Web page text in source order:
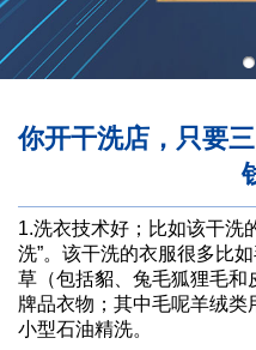
你开干洗店，只要
1.洗衣技术好；比如该干洗
洗”。该干洗的衣服很多比
草（包括貂、兔毛狐狸毛和
牌品衣物；其中毛呢羊绒类
小型石油精洗。